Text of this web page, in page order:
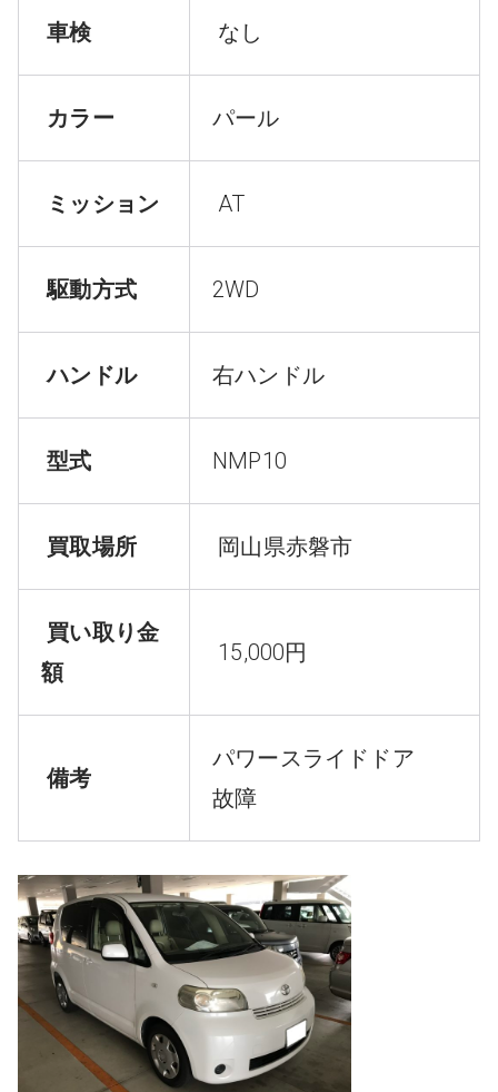
車検 なし
カラー パール
ミッション AT
駆動方式 2WD
ハンドル 右ハンドル
型式 NMP10
買取場所 岡山県赤磐市
買い取り金
額
15,000円
備考
パワースライドドア
故障